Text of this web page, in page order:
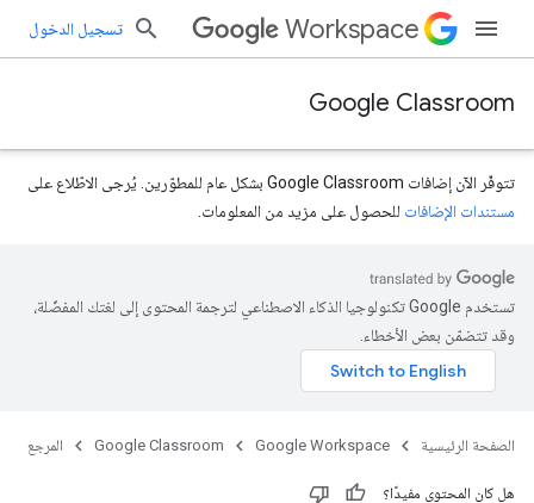
Workspace تسجيل الدخول
Google Classroom
تتوفّر الآن إضافات Google Classroom بشكل عام للمطوّرين. يُرجى الاطّلاع على
مستندات الإضافات للحصول على مزيد من المعلومات.
تستخدم Google تكنولوجيا الذكاء الاصطناعي لترجمة المحتوى إلى لغتك المفضّلة،
وقد تتضمّن بعض الأخطاء.
الصفحة الرئيسية Google Workspace
Google Classroom المرجع
هل كان المحتوى مفيدًا؟